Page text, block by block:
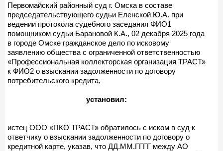
Первомайский районный суд г. Омска в составе
председательствующего судьи Еленской Ю.А. при
ведении протокола судебного заседания ФИО1
помощником судьи Барановой К.А., 02 декабря 2025 года
в городе Омске гражданское дело по исковому
заявлению общества с ограниченной ответственностью
«Профессиональная коллекторская организация ТРАСТ»
к ФИО2 о взыскании задолженности по договору
потребительского кредита,
установил:
истец ООО «ПКО ТРАСТ» обратилось с иском в суд к
ответчику о взыскании задолженности по договору о
кредитной карте, указав, что ДД.ММ.ГГГГ между АО